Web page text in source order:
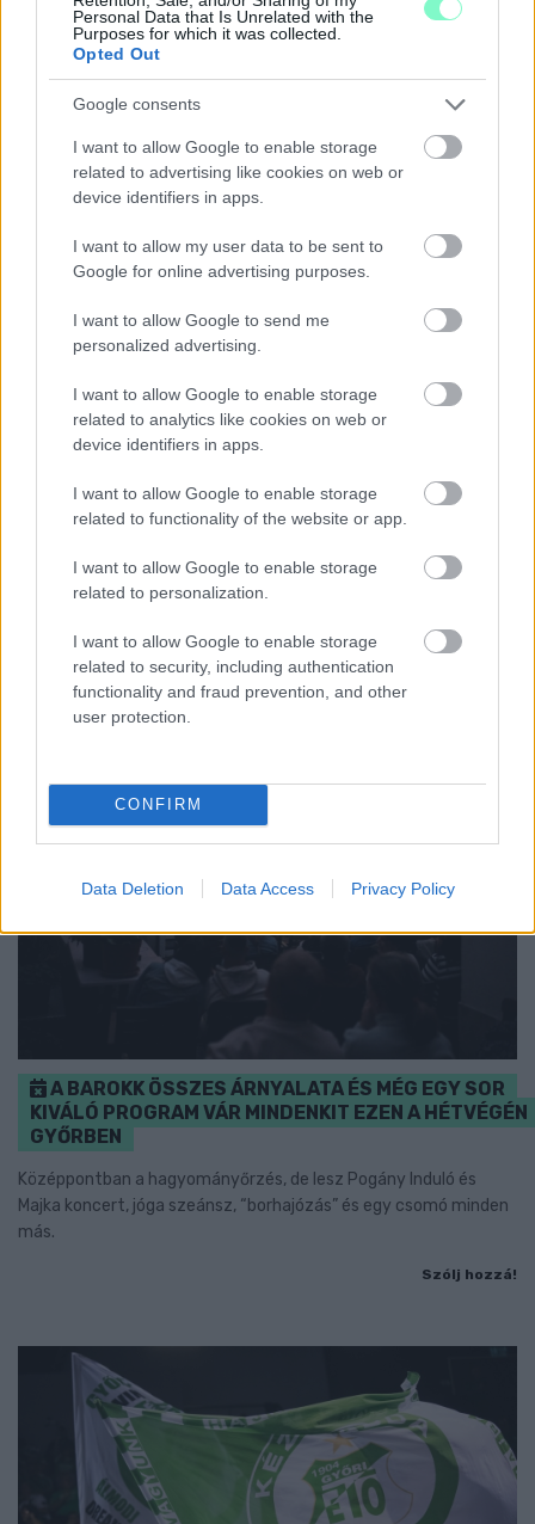
Personal Data that Is Unrelated with the
Purposes for which it was collected.
Opted Out
Google consents
I want to allow Google to enable storage
related to advertising like cookies on web or
device identifiers in apps.
I want to allow my user data to be sent to
Google for online advertising purposes.
I want to allow Google to send me
personalized advertising.
I want to allow Google to enable storage
related to analytics like cookies on web or
device identifiers in apps.
I want to allow Google to enable storage
related to functionality of the website or app.
I want to allow Google to enable storage
related to personalization.
I want to allow Google to enable storage
related to security, including authentication
functionality and fraud prevention, and other
user protection.
CONFIRM
Data Deletion Data Access Privacy Policy
Ahogy tavaszodik és a nap egyre tovább marad velünk, sokaknak
támad kedve kirándulni a természetbe.
ÖRÖMHÍR: TÍZ ÉVE NEM VOLT ILYEN ALACSONY AZ
INFLÁCIÓ MAGYARORSZÁGON
Júliusban mindössze 1,2 százalékkal emelkedtek éves
összevetésben a fogyasztói árak, miközben az élelmiszerek ára
Szólj hozzá!
A BAROKK ÖSSZES ÁRNYALATA ÉS MÉG EGY SOR
KIVÁLÓ PROGRAM VÁR MINDENKIT EZEN A HÉTVÉGÉN
GYŐRBEN
Középpontban a hagyományőrzés, de lesz Pogány Induló és
Majka koncert, jóga szeánsz, “borhajózás” és egy csomó minden
más.
Szólj hozzá!